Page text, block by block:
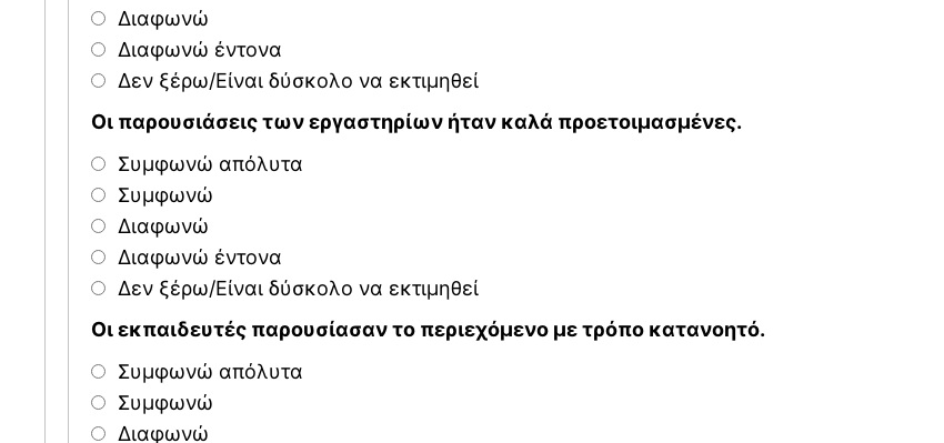
Διαφωνώ
Διαφωνώ έντονα
Δεν ξέρω/Είναι δύσκολο να εκτιμηθεί
Οι παρουσιάσεις των εργαστηρίων ήταν καλά προετοιμασμένες.
Συμφωνώ απόλυτα
Συμφωνώ
Διαφωνώ
Διαφωνώ έντονα
Δεν ξέρω/Είναι δύσκολο να εκτιμηθεί
Οι εκπαιδευτές παρουσίασαν το περιεχόμενο με τρόπο κατανοητό.
Συμφωνώ απόλυτα
Συμφωνώ
Διαφωνώ